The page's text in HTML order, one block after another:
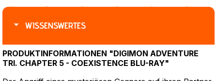
WISSENSWERTES
PRODUKTINFORMATIONEN "DIGIMON ADVENTURE
TRI. CHAPTER 5 - COEXISTENCE BLU-RAY"